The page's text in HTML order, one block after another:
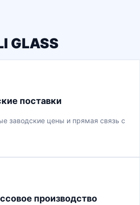
GLASS
поставки
заводские цены и прямая связь с
производство